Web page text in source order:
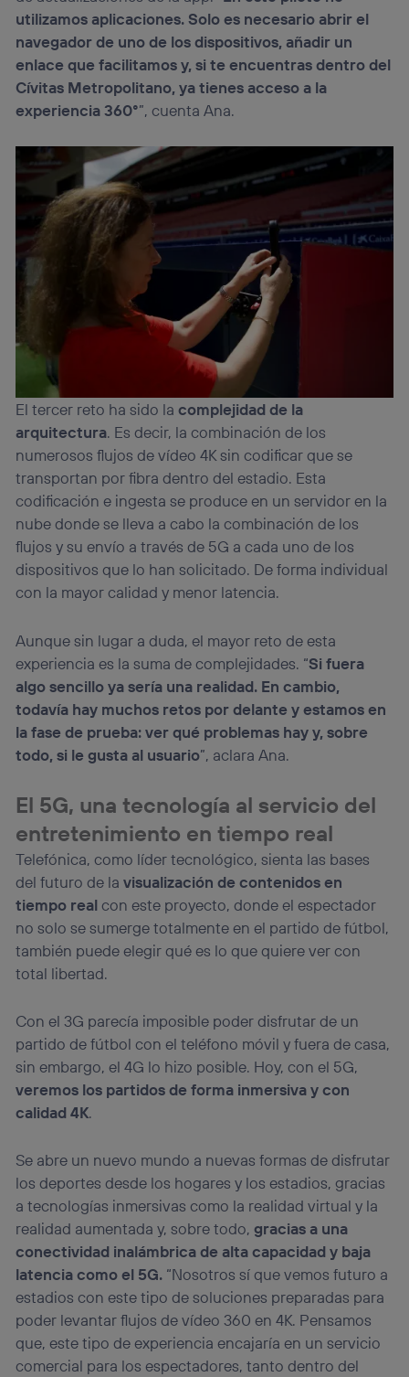
utilizamos aplicaciones. Solo es necesario abrir el
navegador de uno de los dispositivos, añadir un
enlace que facilitamos y, si te encuentras dentro del
Cívitas Metropolitano, ya tienes acceso a la
experiencia 360°”, cuenta Ana.
El tercer reto ha sido lacomplejidad de la
arquitectura. Es decir, la combinación de los
numerosos flujos de vídeo 4K sin codificar que se
transportan por fibra dentro del estadio. Esta
codificación e ingesta se produce en un servidor en la
nube donde se lleva a cabo la combinación de los
flujos y su envío a través de 5G a cada uno de los
dispositivos que lo han solicitado. De forma individual
con la mayor calidad y menor latencia.
Aunque sin lugar a duda, el mayor reto de esta
experiencia es la suma de complejidades. “Si fuera
algo sencillo ya sería una realidad. En cambio,
todavía hay muchos retos por delante y estamos en
la fase de prueba: ver qué problemas hay y, sobre
todo, si le gusta al usuario”, aclara Ana.
El 5G, una tecnología al servicio del
entretenimiento en tiempo real
Telefónica, como líder tecnológico, sienta las bases
del futuro de lavisualización de contenidos en
tiempo realcon este proyecto, donde el espectador
no solo se sumerge totalmente en el partido de fútbol,
también puede elegir qué es lo que quiere ver con
total libertad.
Con el 3G parecía imposible poder disfrutar de un
partido de fútbol con el teléfono móvil y fuera de casa,
sin embargo, el 4G lo hizo posible. Hoy, con el 5G,
veremos los partidos de forma inmersiva y con
calidad 4K.
Se abre un nuevo mundo a nuevas formas de disfrutar
los deportes desde los hogares y los estadios, gracias
a tecnologías inmersivas como la realidad virtual y la
realidad aumentada y, sobre todo,gracias a una
conectividad inalámbrica de alta capacidad y baja
latencia como el 5G. “Nosotros sí que vemos futuro a
estadios con este tipo de soluciones preparadas para
poder levantar flujos de vídeo 360 en 4K. Pensamos
que, este tipo de experiencia encajaría en un servicio
comercial para los espectadores, tanto dentro del